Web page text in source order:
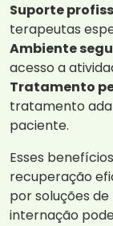
Suporte
terapeutas
Ambiente
acesso a
Tratamento
tratamento
paciente.
Esses
recuperação
por soluções
internação